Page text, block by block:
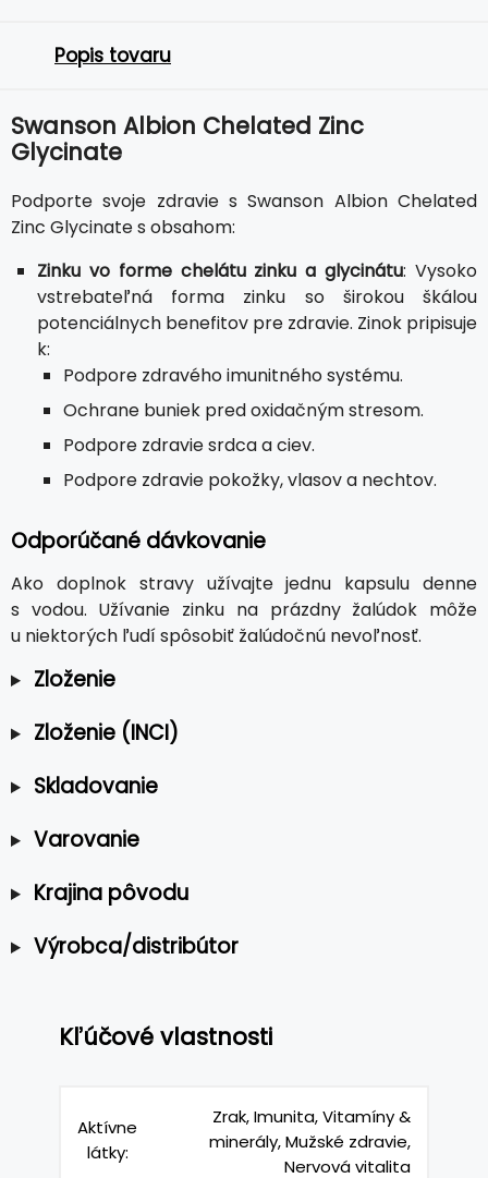
Popis tovaru
Swanson Albion Chelated Zinc
Glycinate
Podporte svoje zdravie s Swanson Albion Chelated
Zinc Glycinate s obsahom:
Zinku vo forme chelátu zinku a glycinátu: Vysoko
vstrebateľná forma zinku so širokou škálou
potenciálnych benefitov pre zdravie. Zinok pripisuje
k:
Podpore zdravého imunitného systému.
Ochrane buniek pred oxidačným stresom.
Podpore zdravie srdca a ciev.
Podpore zdravie pokožky, vlasov a nechtov.
Odporúčané dávkovanie
Ako doplnok stravy užívajte jednu kapsulu denne
s vodou. Užívanie zinku na prázdny žalúdok môže
u niektorých ľudí spôsobiť žalúdočnú nevoľnosť.
Zloženie
Zloženie (INCI)
Skladovanie
Varovanie
Krajina pôvodu
Výrobca/distribútor
Kľúčové vlastnosti
Aktívne
látky:
Zrak, Imunita, Vitamíny &
minerály, Mužské zdravie,
Nervová vitalita